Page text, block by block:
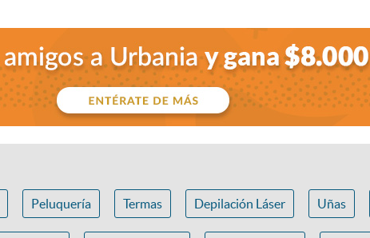
Peluquería Termas Depilación Láser Uñas